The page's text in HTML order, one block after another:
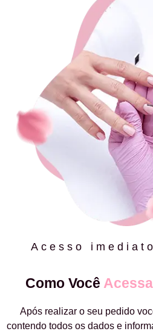
Acesso
Como Você
Após realizar o seu pedido
contendo todos os dados e